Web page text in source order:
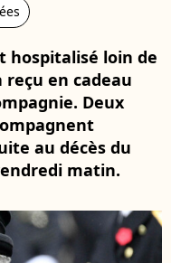
hospitalisé loin de
reçu en cadeau
Deux
au décès du
matin.